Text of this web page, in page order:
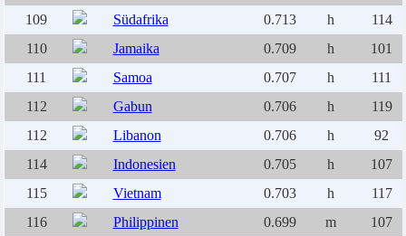
109
Südafrika 0.713 h
114
110
Jamaika 0.709 h
101
111
Samoa 0.707 h
111
112
Gabun 0.706 h
119
112
Libanon 0.706 h
92
114
Indonesien 0.705 h
107
115
Vietnam 0.703 h
117
116
Philippinen 0.699 m
107